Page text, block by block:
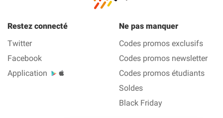
Restez connecté
Twitter
Facebook
Application
Ne pas manquer
Codes promos exclusifs
Codes promos newsletter
Codes promos étudiants
Soldes
Black Friday